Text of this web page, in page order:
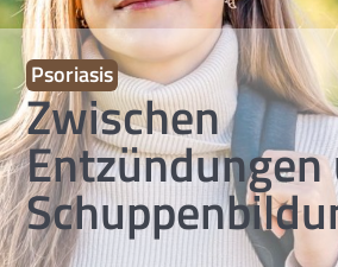
Psoriasis
Zwischen